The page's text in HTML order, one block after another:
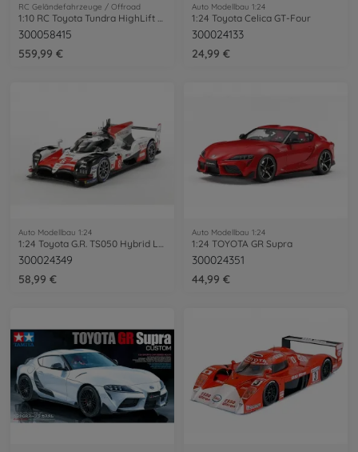
RC Geländefahrzeuge / Offroad
300058415
559,99 €
Auto Modellbau 1:24
1:24 Toyota Celica GT-Four
300024133
24,99 €
Auto Modellbau 1:24
300024349
58,99 €
Auto Modellbau 1:24
1:24 TOYOTA GR Supra
300024351
44,99 €